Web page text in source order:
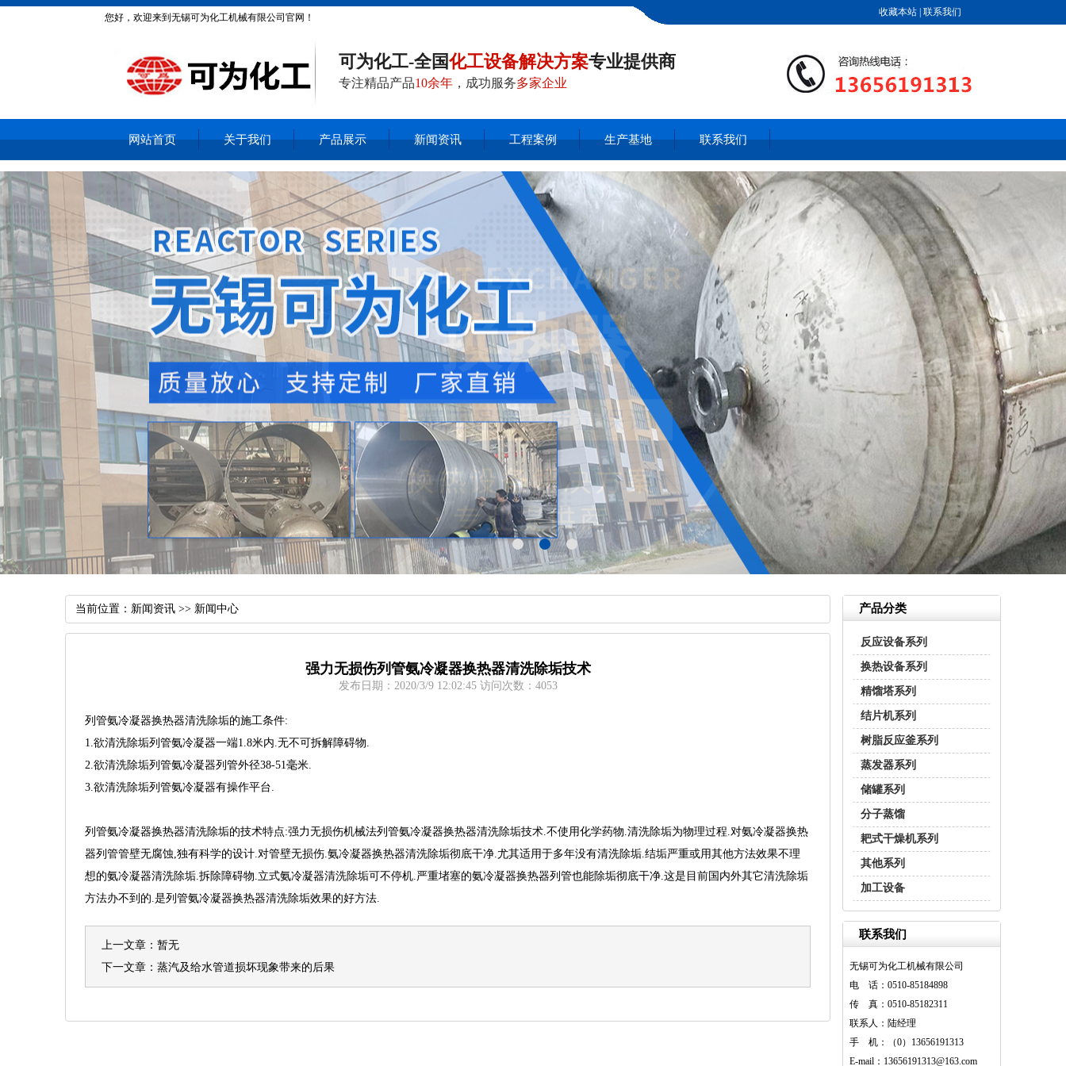
您好，欢迎来到无锡可为化工机械有限公司官网！ 联系我们
收藏本站
可为化工-全国化工设备解决方案专业提供商
专注精品产品10余年 ，成功服务多家企业
网站首页 关于我们 产品展示 新闻资讯 工程案例 生产基地 联系我们
产品分类
反应设备系列
换热设备系列
精馏塔系列
结片机系列
树脂反应釜系列
蒸发器系列
储罐系列
分子蒸馏
耙式干燥机系列
其他系列
加工设备
联系我们
无锡可为化工机械有限公司
电 话：0510-85184898
传 真：0510-85182311
联系人：陆经理
手 机：（0）13656191313
E-mail：13656191313@163.com
当前位置： 新闻资讯 >> 新闻中心
强力无损伤列管氨冷凝器换热器清洗除垢技术
发布日期：2020/3/9 12:02:45 访问次数：4053
列管氨冷凝器换热器清洗除垢的施工条件:
1.欲清洗除垢列管氨冷凝器一端1.8米内.无不可拆解障碍物.
2.欲清洗除垢列管氨冷凝器列管外径38-51毫米.
3.欲清洗除垢列管氨冷凝器有操作平台.
列管氨冷凝器换热器清洗除垢的技术特点:强力无损伤机械法列管氨冷凝器换热器清洗除垢技术.不使用化学药物.清洗除垢为物理过程.对氨冷凝器换热
器列管管壁无腐蚀,独有科学的设计.对管壁无损伤.氨冷凝器换热器清洗除垢彻底干净.尤其适用于多年没有清洗除垢.结垢严重或用其他方法效果不理
想的氨冷凝器清洗除垢.拆除障碍物.立式氨冷凝器清洗除垢可不停机.严重堵塞的氨冷凝器换热器列管也能除垢彻底干净.这是目前国内外其它清洗除垢
方法办不到的.是列管氨冷凝器换热器清洗除垢效果的好方法.
上一文章：暂无
下一文章： 蒸汽及给水管道损坏现象带来的后果